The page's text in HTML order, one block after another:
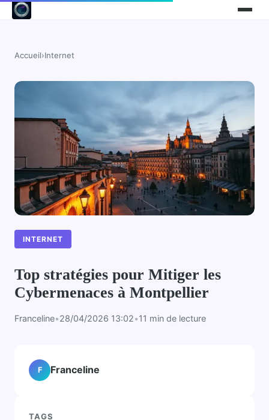
Accueil›Internet
INTERNET
Top stratégies pour Mitiger les
Cybermenaces à Montpellier
Franceline•28/04/2026 13:02•11 min de lecture
F Franceline
TAGS